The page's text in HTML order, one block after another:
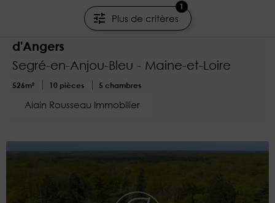
Plus de critères
1
Demeure d'exception à proximité
d'Angers
Segré-en-Anjou-Bleu - Maine-et-Loire
526m² 10 pièces 5 chambres
Alain Rousseau Immobilier